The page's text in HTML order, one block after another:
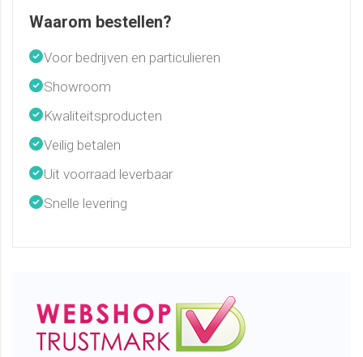
Waarom bestellen?
Voor bedrijven en particulieren
Showroom
Kwaliteitsproducten
Veilig betalen
Uit voorraad leverbaar
Snelle levering